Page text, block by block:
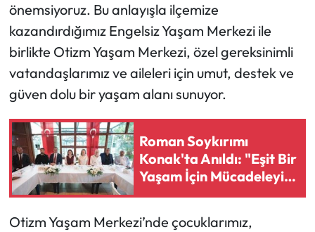
önemsiyoruz. Bu anlayışla ilçemize
kazandırdığımız Engelsiz Yaşam Merkezi ile
birlikte Otizm Yaşam Merkezi, özel gereksinimli
vatandaşlarımız ve aileleri için umut, destek ve
güven dolu bir yaşam alanı sunuyor.
Roman Soykırımı
Konak'ta Anıldı: "Eşit Bir
Yaşam İçin Mücadeleyi
Sürdüreceğiz"
Otizm Yaşam Merkezi’nde çocuklarımız,